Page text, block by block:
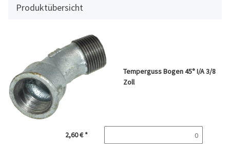
Produktübersicht
Temperguss Bogen 45° I/A 3/8
Zoll
2,60 €*